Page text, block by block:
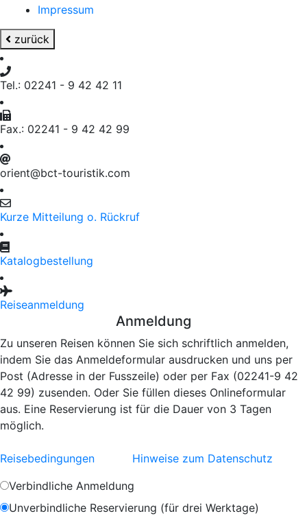
Impressum
zurück
Tel.: 02241 - 9 42 42 11
Fax.: 02241 - 9 42 42 99
orient@bct-touristik.com
Kurze Mitteilung o. Rückruf
Katalogbestellung
Reiseanmeldung
Anmeldung
Zu unseren Reisen können Sie sich schriftlich anmelden,
indem Sie das Anmeldeformular ausdrucken und uns per
Post (Adresse in der Fusszeile) oder per Fax (02241-9 42
42 99) zusenden. Oder Sie füllen dieses Onlineformular
aus. Eine Reservierung ist für die Dauer von 3 Tagen
möglich.
Reisebedingungen
Hinweise zum Datenschutz
Verbindliche Anmeldung
Unverbindliche Reservierung (für drei Werktage)